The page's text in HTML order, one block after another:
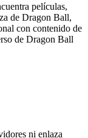
películas,
de Dragon Ball,
con contenido de
de Dragon Ball
ni enlaza